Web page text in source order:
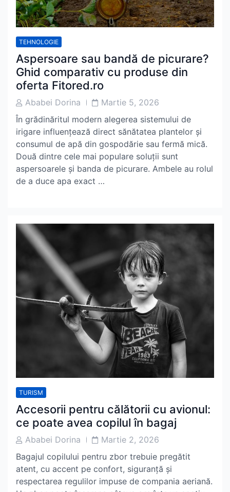
TEHNOLOGIE
Aspersoare sau bandă de picurare?
Ghid comparativ cu produse din
oferta Fitored.ro
PostAbabei Dorina
PostMartie 5, 2026
În grădinăritul modern alegerea sistemului de
irigare influențează direct sănătatea plantelor și
consumul de apă din gospodărie sau fermă mică.
Două dintre cele mai populare soluții sunt
aspersoarele și banda de picurare. Ambele au rolul
de a duce apa exact …
TURISM
Accesorii pentru călătorii cu avionul:
ce poate avea copilul în bagaj
PostAbabei Dorina
PostMartie 2, 2026
Bagajul copilului pentru zbor trebuie pregătit
atent, cu accent pe confort, siguranță și
respectarea regulilor impuse de compania aeriană.